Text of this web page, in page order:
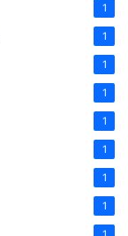
1
1
1
1
1
1
1
1